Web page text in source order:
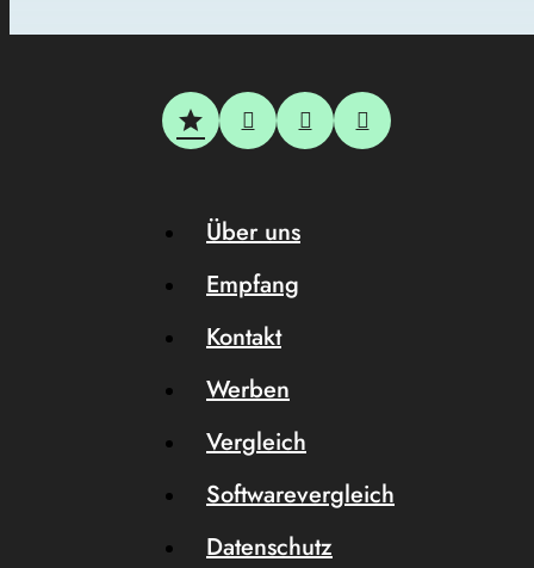
Über uns
Empfang
Kontakt
Werben
Vergleich
Softwarevergleich
Datenschutz